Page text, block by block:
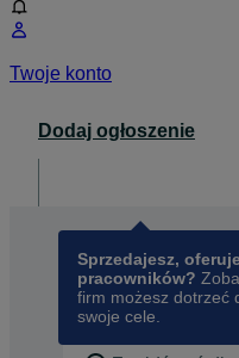
Twoje konto
Dodaj ogłoszenie
Sprzedajesz,
pracowników?
firm możesz dotrzeć
swoje cele.